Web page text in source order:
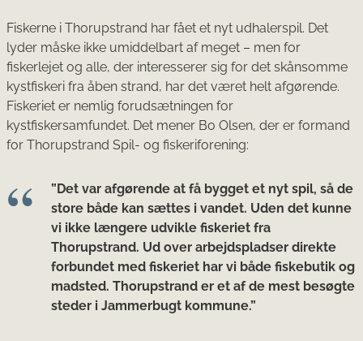
Fiskerne i Thorupstrand har fået et nyt udhalerspil. Det
lyder måske ikke umiddelbart af meget – men for
fiskerlejet og alle, der interesserer sig for det skånsomme
kystfiskeri fra åben strand, har det været helt afgørende.
Fiskeriet er nemlig forudsætningen for
kystfiskersamfundet. Det mener Bo Olsen, der er formand
for Thorupstrand Spil- og fiskeriforening:
”Det var afgørende at få bygget et nyt spil, så de
store både kan sættes i vandet. Uden det kunne
vi ikke længere udvikle fiskeriet fra
Thorupstrand. Ud over arbejdspladser direkte
forbundet med fiskeriet har vi både fiskebutik og
madsted. Thorupstrand er et af de mest besøgte
steder i Jammerbugt kommune.”